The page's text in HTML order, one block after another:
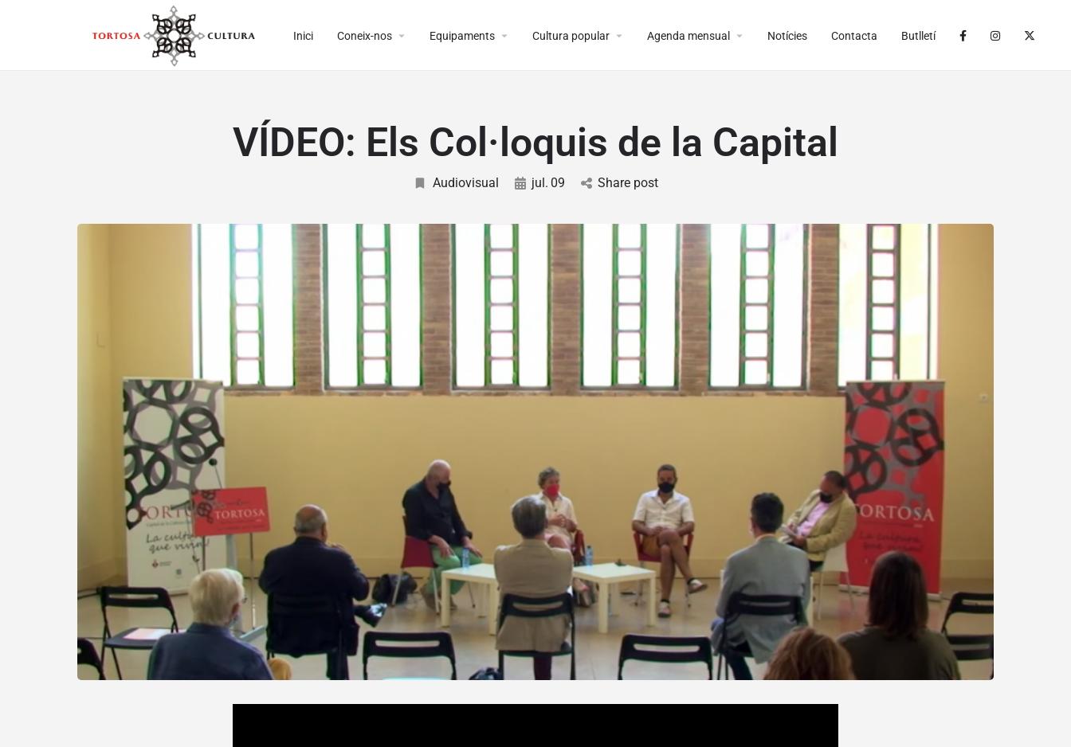
Inici Coneix-nos arrow_drop_down Equipaments arrow_drop_down Cultura popular arrow_drop_down Agenda mensual arrow_drop_down Notícies Contacta Butlletí
VÍDEO: Els Col·loquis de la Capital
Audiovisual jul. 09 Share post